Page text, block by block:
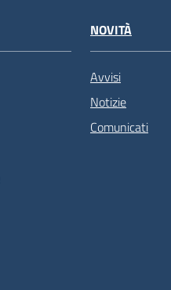
NOVITÀ
Avvisi
Notizie
Comunicati